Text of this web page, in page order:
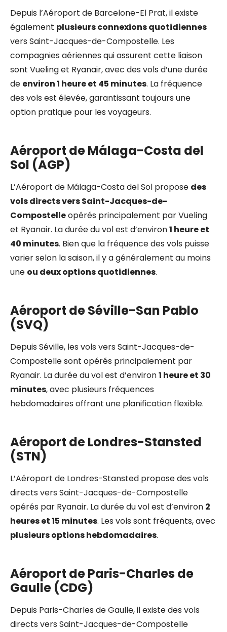
Depuis l’Aéroport de Barcelone-El Prat, il existe
également plusieurs connexions quotidiennes
vers Saint-Jacques-de-Compostelle. Les
compagnies aériennes qui assurent cette liaison
sont Vueling et Ryanair, avec des vols d’une durée
de environ 1 heure et 45 minutes. La fréquence
des vols est élevée, garantissant toujours une
option pratique pour les voyageurs.
Aéroport de Málaga-Costa del
Sol (AGP)
L’Aéroport de Málaga-Costa del Sol propose des
vols directs vers Saint-Jacques-de-
Compostelleopérés principalement par Vueling
et Ryanair. La durée du vol est d’environ1 heure et
40 minutes. Bien que la fréquence des vols puisse
varier selon la saison, il y a généralement au moins
une ou deux options quotidiennes.
Aéroport de Séville-San Pablo
(SVQ)
Depuis Séville, les vols vers Saint-Jacques-de-
Compostelle sont opérés principalement par
Ryanair. La durée du vol est d’environ1 heure et 30
minutes, avec plusieurs fréquences
hebdomadaires offrant une planification flexible.
Aéroport de Londres-Stansted
(STN)
L’Aéroport de Londres-Stansted propose des vols
directs vers Saint-Jacques-de-Compostelle
opérés par Ryanair. La durée du vol est d’environ 2
heures et 15 minutes. Les vols sont fréquents, avec
plusieurs options hebdomadaires.
Aéroport de Paris-Charles de
Gaulle (CDG)
Depuis Paris-Charles de Gaulle, il existe des vols
directs vers Saint-Jacques-de-Compostelle